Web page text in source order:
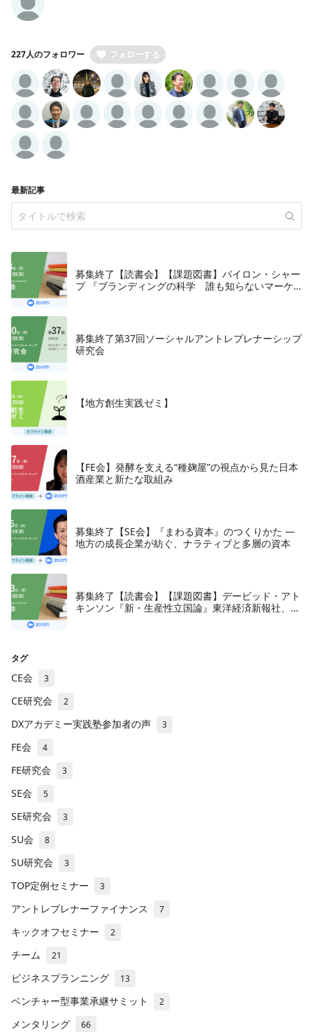
227人のフォロワー フォローする
最新記事
募集終了【読書会】【課題図書】バイロン・シャー
プ 『ブランディングの科学 誰も知らないマーケ
募集終了第37回ソーシャルアントレプレナーシップ
研究会
【地方創生実践ゼミ】
【FE会】発酵を支える“種麹屋”の視点から見た日本
酒産業と新たな取組み
募集終了【SE会】『まわる資本』のつくりかた —
地方の成長企業が紡ぐ、ナラティブと多層の資本
募集終了【読書会】【課題図書】デービッド・アト
キンソン『新・生産性立国論』東洋経済新報社、
タグ
CE会 3
CE研究会 2
DXアカデミー実践塾参加者の声 3
FE会 4
FE研究会 3
SE会 5
SE研究会 3
SU会 8
SU研究会 3
TOP定例セミナー 3
アントレプレナーファイナンス 7
キックオフセミナー 2
チーム 21
ビジネスプランニング 13
ベンチャー型事業承継サミット 2
メンタリング 66